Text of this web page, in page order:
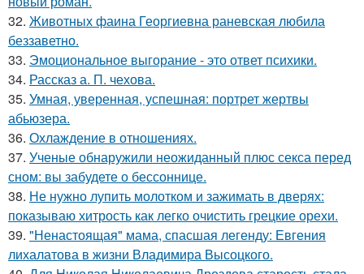
32. Животных фаина Георгиевна раневская любила
беззаветно.
33. Эмоциональное выгорание - это ответ психики.
34. Рассказ а. П. чехова.
35. Умная, уверенная, успешная: портрет жертвы
абьюзера.
36. Охлаждение в отношениях.
37. Ученые обнаружили неожиданный плюс секса перед
сном: вы забудете о бессоннице.
38. Не нужно лупить молотком и зажимать в дверях:
показываю хитрость как легко очистить грецкие орехи.
39. "Ненастоящая" мама, спасшая легенду: Евгения
лихалатова в жизни Владимира Высоцкого.